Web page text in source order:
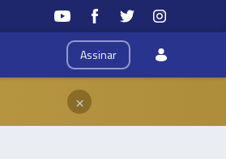
Assinar
×